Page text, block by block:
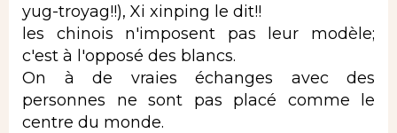
yug-troyag!!), Xi xinping le dit!!
les chinois n'imposent pas leur modèle;
c'est à l'opposé des blancs.
On à de vraies échanges avec des
personnes ne sont pas placé comme le
centre du monde.